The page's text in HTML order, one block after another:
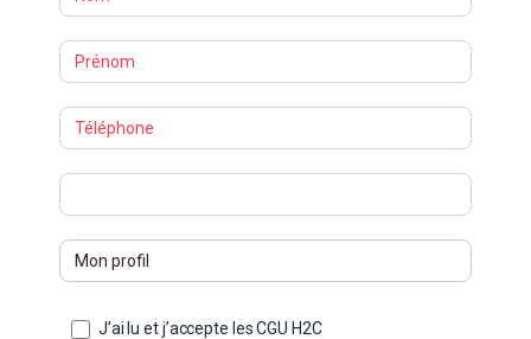
J’ai lu et j’accepte les CGU H2C